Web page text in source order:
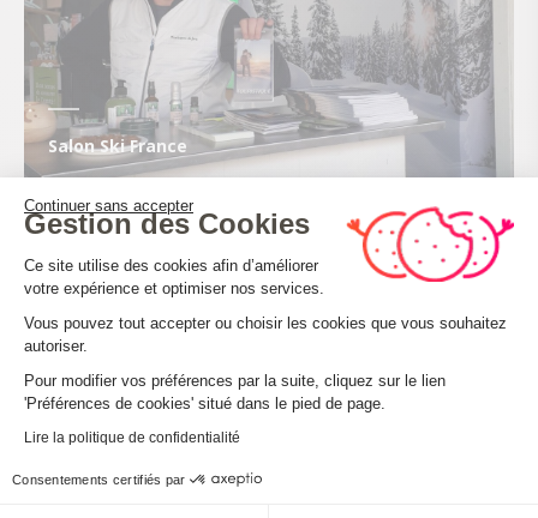
Salon Ski France
, la deuxième édition de
l’événement « 𝑳𝒂 𝒎𝒐𝒏𝒕𝒂𝒈𝒏𝒆 𝒄̧𝒂 𝒗𝒐𝒖𝒔 𝒈𝒂𝒈𝒏𝒆 #2 » était
organiséeau Ground Control à Paris
L’Office de Tourisme Haut-Bugey était présent avec
saison hiver 2023-2024.
Quel bilan ?
« Montagnes du Jura » avec d’autres stations afin de
Continuer sans accepter
Gestion des Cookies
Plateforme de Gestion du
Ce site utilise des cookies afin d’améliorer
votre expérience et optimiser nos services.
Vous pouvez tout accepter ou choisir les cookies que vous souhaitez
autoriser.
Pour modifier vos préférences par la suite, cliquez sur le lien
'Préférences de cookies' situé dans le pied de page.
Lire la politique de confidentialité
Consentements certifiés par